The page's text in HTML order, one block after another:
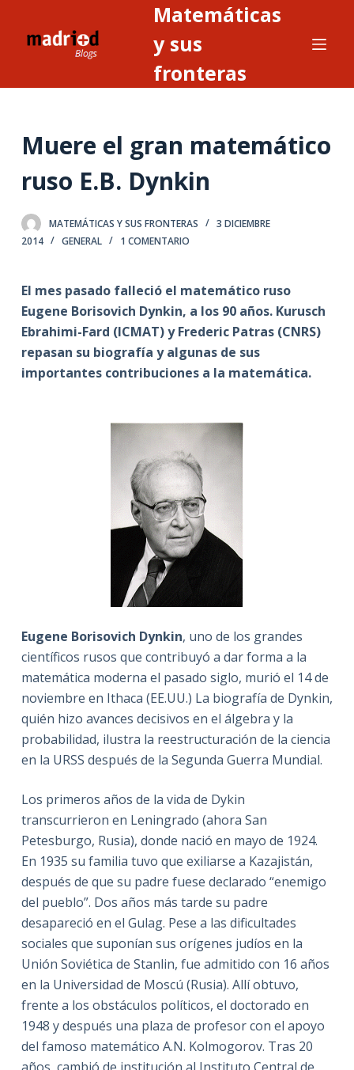
n
n
d
o
Matemáticas
y sus
fronteras
Muere el gran matemático
ruso E.B. Dynkin
MATEMÁTICAS Y SUS FRONTERAS
3 DICIEMBRE
2014
GENERAL 1 COMENTARIO
El mes pasado falleció el matemático ruso
Eugene Borisovich Dynkin, a los 90 años. Kurusch
Ebrahimi-Fard (ICMAT) y Frederic Patras (CNRS)
repasan su biografía y algunas de sus
importantes contribuciones a la matemática.
Eugene Borisovich Dynkin, uno de los grandes
científicos rusos que contribuyó a dar forma a la
matemática moderna el pasado siglo, murió el 14 de
noviembre en Ithaca (EE.UU.) La biografía de Dynkin,
quién hizo avances decisivos en el álgebra y la
probabilidad, ilustra la reestructuración de la ciencia
en la URSS después de la Segunda Guerra Mundial.
Los primeros años de la vida de Dykin
transcurrieron en Leningrado (ahora San
Petesburgo, Rusia), donde nació en mayo de 1924.
En 1935 su familia tuvo que exiliarse a Kazajistán,
después de que su padre fuese declarado “enemigo
del pueblo”. Dos años más tarde su padre
desapareció en el Gulag. Pese a las dificultades
sociales que suponían sus orígenes judíos en la
Unión Soviética de Stanlin, fue admitido con 16 años
en la Universidad de Moscú (Rusia). Allí obtuvo,
frente a los obstáculos políticos, el doctorado en
1948 y después una plaza de profesor con el apoyo
del famoso matemático A.N. Kolmogorov. Tras 20